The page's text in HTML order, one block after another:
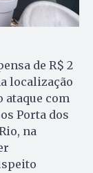
de R$ 2
localização
ataque com
Porta dos
na